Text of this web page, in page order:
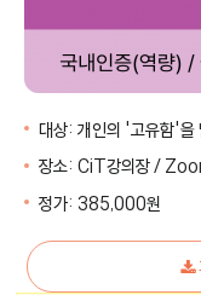
대상: 개인의 '고유함'을
장소: CiT강의장 /
정가: 385,000원